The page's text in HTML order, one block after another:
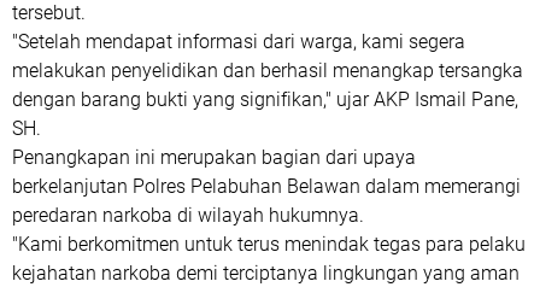
tersebut.
"Setelah mendapat informasi dari warga, kami segera
melakukan penyelidikan dan berhasil menangkap tersangka
dengan barang bukti yang signifikan," ujar AKP Ismail Pane,
SH.
Penangkapan ini merupakan bagian dari upaya
berkelanjutan Polres Pelabuhan Belawan dalam memerangi
peredaran narkoba di wilayah hukumnya.
"Kami berkomitmen untuk terus menindak tegas para pelaku
kejahatan narkoba demi terciptanya lingkungan yang aman